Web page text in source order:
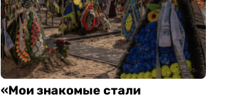
«Мои знакомые стали